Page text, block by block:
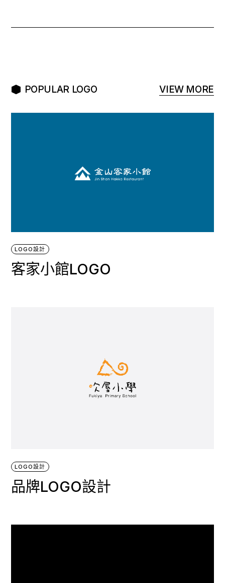
POPULAR LOGO VIEW MORE
LOGO設計
客家小館LOGO
LOGO設計
品牌LOGO設計